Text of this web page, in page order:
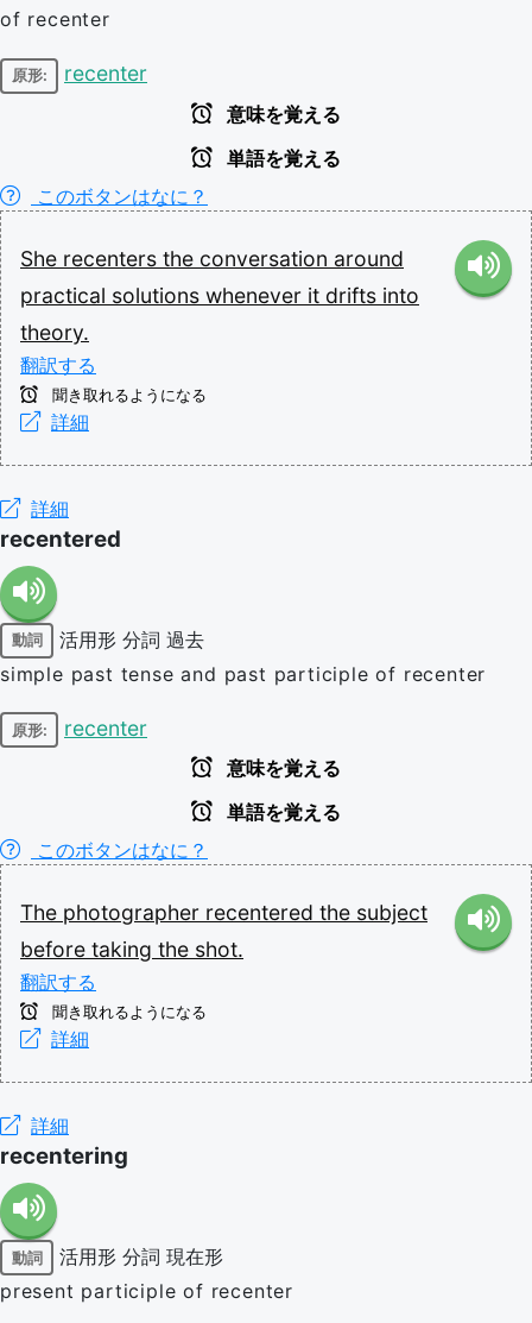
of recenter
原形: recenter
意味を覚える
単語を覚える
このボタンはなに？
She recenters the conversation around
practical solutions whenever it drifts into
theory.
翻訳する
聞き取れるようになる
詳細
詳細
recentered
動詞 活用形 分詞 過去
simple past tense and past participle of recenter
原形: recenter
意味を覚える
単語を覚える
このボタンはなに？
The photographer recentered the subject
before taking the shot.
翻訳する
聞き取れるようになる
詳細
詳細
recentering
動詞 活用形 分詞 現在形
present participle of recenter